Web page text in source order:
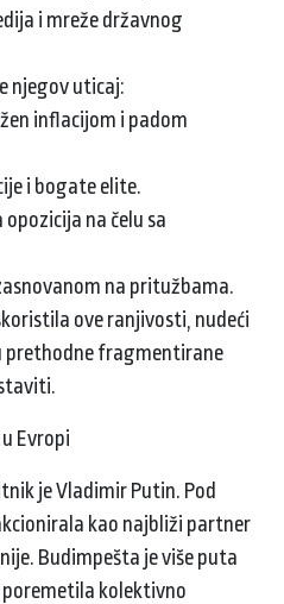
i mreže državnog
njegov uticaj:
inflacijom i padom
i bogate elite.
na čelu sa
na pritužbama.
ove ranjivosti, nudeći
prethodne fragmentirane
Evropi
je Vladimir Putin. Pod
kao najbliži partner
Budimpešta je više puta
kolektivno